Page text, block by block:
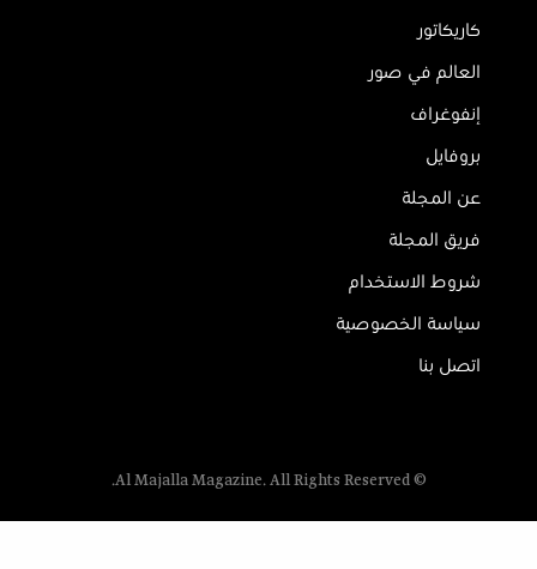
كاريكاتور
العالم في صور
إنفوغراف
بروفايل
عن المجلة
فريق المجلة
شروط الاستخدام
سياسة الخصوصية
اتصل بنا
© Al Majalla Magazine. All Rights Reserved.